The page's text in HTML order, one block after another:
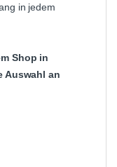
in jedem
Shop in
Auswahl an